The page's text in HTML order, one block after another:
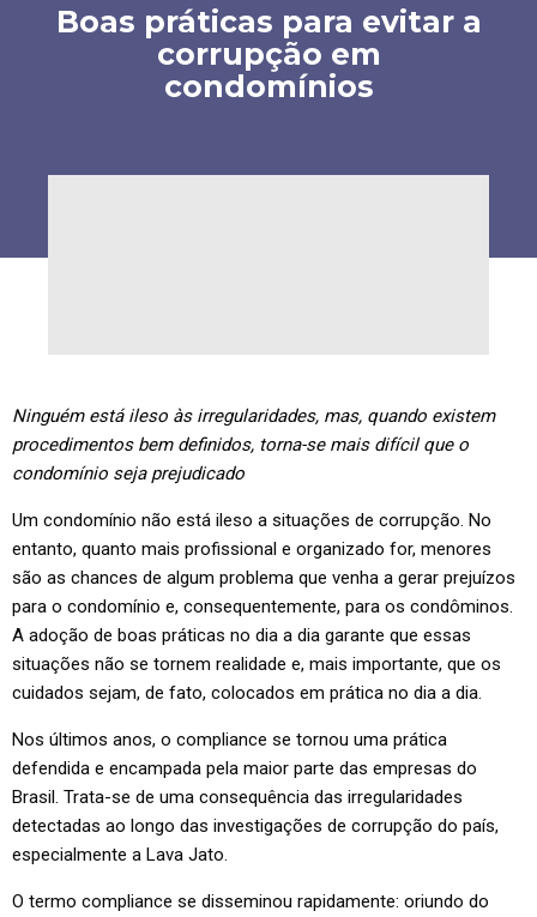
Boas práticas para evitar a
corrupção em
condomínios
Ninguém está ileso às irregularidades, mas, quando existem
procedimentos bem definidos, torna-se mais difícil que o
condomínio seja prejudicado
Um condomínio não está ileso a situações de corrupção. No
entanto, quanto mais profissional e organizado for, menores
são as chances de algum problema que venha a gerar prejuízos
para o condomínio e, consequentemente, para os condôminos.
A adoção de boas práticas no dia a dia garante que essas
situações não se tornem realidade e, mais importante, que os
cuidados sejam, de fato, colocados em prática no dia a dia.
Nos últimos anos, o compliance se tornou uma prática
defendida e encampada pela maior parte das empresas do
Brasil. Trata-se de uma consequência das irregularidades
detectadas ao longo das investigações de corrupção do país,
especialmente a Lava Jato.
O termo compliance se disseminou rapidamente: oriundo do